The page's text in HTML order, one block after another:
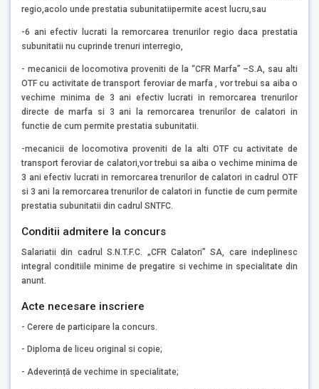
regio,acolo unde prestatia subunitatiipermite acest lucru,sau
-6 ani efectiv lucrati la remorcarea trenurilor regio daca prestatia
subunitatii nu cuprinde trenuri interregio,
- mecanicii de locomotiva proveniti de la “CFR Marfa” –S.A, sau alti
OTF cu activitate de transport feroviar de marfa , vor trebui sa aiba o
vechime minima de 3 ani efectiv lucrati in remorcarea trenurilor
directe de marfa si 3 ani la remorcarea trenurilor de calatori in
functie de cum permite prestatia subunitatii.
-mecanicii de locomotiva proveniti de la alti OTF cu activitate de
transport feroviar de calatori,vor trebui sa aiba o vechime minima de
3 ani efectiv lucrati in remorcarea trenurilor de calatori in cadrul OTF
si 3 ani la remorcarea trenurilor de calatori in functie de cum permite
prestatia subunitatii din cadrul SNTFC.
Conditii admitere la concurs
Salariatii din cadrul S.N.T.F.C. „CFR Calatori” SA, care indeplinesc
integral conditiile minime de pregatire si vechime in specialitate din
anunt.
Acte necesare inscriere
- Cerere de participare la concurs.
- Diploma de liceu original si copie;
- Adeverință de vechime in specialitate;